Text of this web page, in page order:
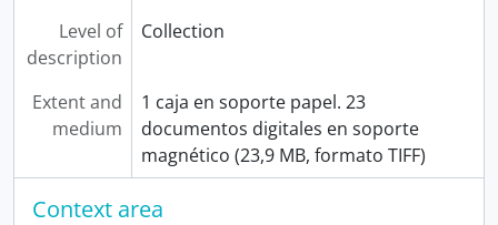
Level of
description
Collection
Extent and
medium
1 caja en soporte papel. 23
documentos digitales en soporte
magnético (23,9 MB, formato TIFF)
Context area